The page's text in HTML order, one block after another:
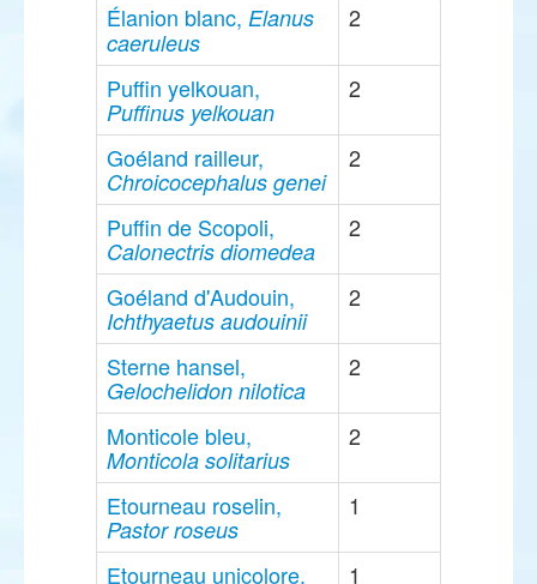
Élanion blanc, Elanus
caeruleus
2
Puffin yelkouan,
Puffinus yelkouan
2
Goéland railleur,
Chroicocephalus genei
2
Puffin de Scopoli,
Calonectris diomedea
2
Goéland d'Audouin,
Ichthyaetus audouinii
2
Sterne hansel,
Gelochelidon nilotica
2
Monticole bleu,
Monticola solitarius
2
Etourneau roselin,
Pastor roseus
1
Etourneau unicolore, 1